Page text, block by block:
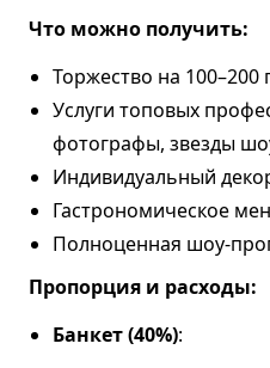
Что можно получить:
Торжество на 100–200
Услуги топовых
фотографы, звезды
Индивидуальный
Гастрономическое
Полноценная шоу-
Пропорция и расходы:
Банкет (40%):